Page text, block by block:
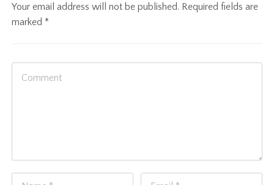
Your email address will not be published. Required fields are
marked *